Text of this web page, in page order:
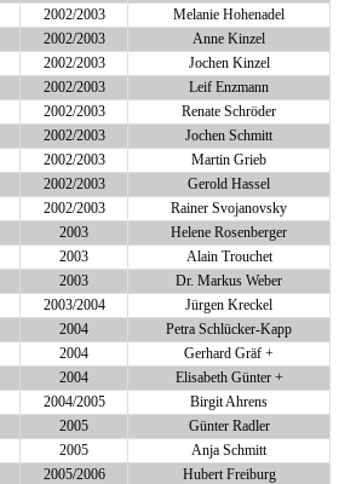
2002/2003
Melanie Hohenadel
2002/2003
Anne Kinzel
2002/2003
Jochen Kinzel
2002/2003
Leif Enzmann
2002/2003
Renate Schröder
2002/2003
Jochen Schmitt
2002/2003
Martin Grieb
2002/2003
Gerold Hassel
2002/2003
Rainer Svojanovsky
2003
Helene Rosenberger
2003
Alain Trouchet
2003
Dr. Markus Weber
2003/2004
Jürgen Kreckel
2004
Petra Schlücker-Kapp
2004
Gerhard Gräf +
2004
Elisabeth Günter +
2004/2005
Birgit Ahrens
2005
Günter Radler
2005
Anja Schmitt
2005/2006
Hubert Freiburg